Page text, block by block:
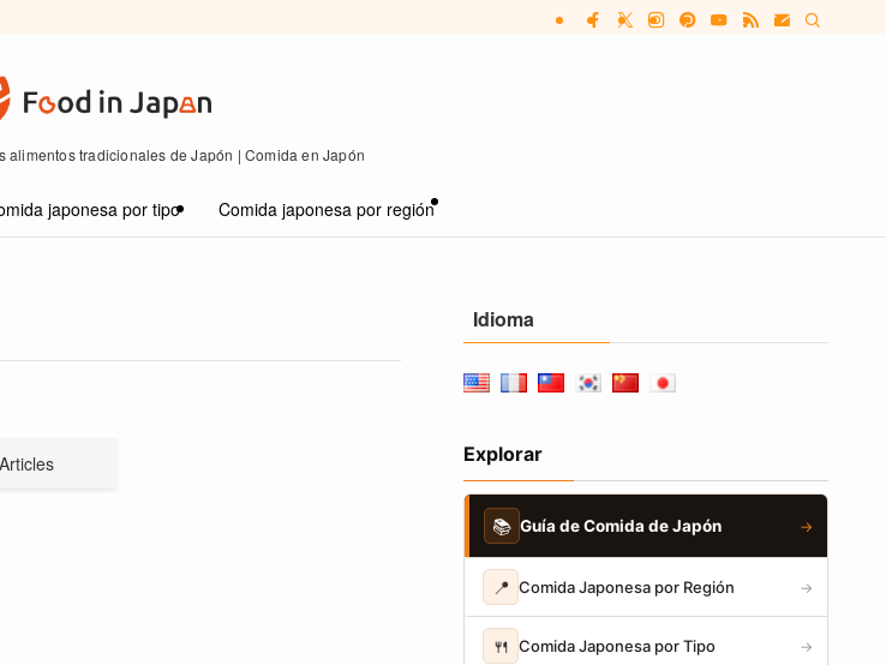
alimentos tradicionales de Japón | Comida en Japón
japonesa por tipo Comida japonesa por región
Idioma
Explorar
📚 Guía de Comida de Japón →
📍 Comida Japonesa por Región →
🍴 Comida Japonesa por Tipo →